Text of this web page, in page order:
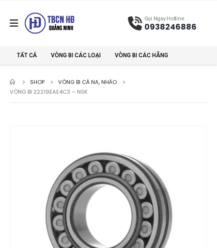
Gọi Ngay Hotline
0938246886
TẤT CẢ VÒNG BI CÁC LOẠI VÒNG BI CÁC HÃNG
SHOP
VÒNG BI CÀ NA, NHÀO
VÒNG BI 22219EAE4C3 – NSK